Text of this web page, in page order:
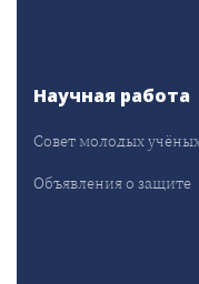
Научная работа
Совет молодых
Объявления о защите